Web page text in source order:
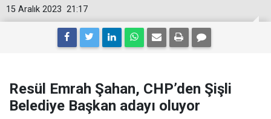
21:17
15 Aralık 2023
Resül Emrah Şahan, CHP’den Şişli
Belediye Başkan adayı oluyor